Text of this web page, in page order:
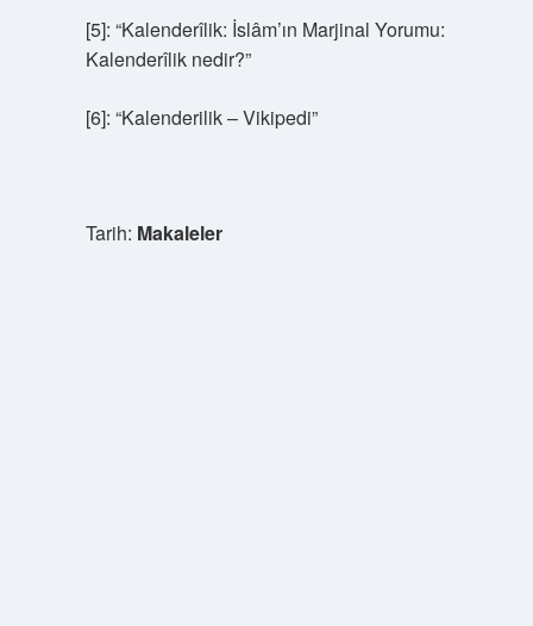
[5]: “Kalenderîlik: İslâm’ın Marjinal Yorumu:
Kalenderîlik nedir?”
[6]: “Kalenderilik – Vikipedi”
Tarih: Makaleler